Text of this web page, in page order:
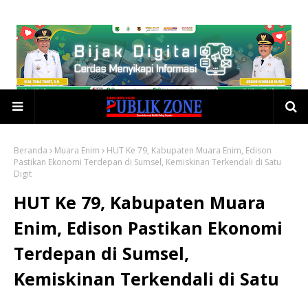
Beranda Muara Enim
HUT Ke 79, Kabupaten Muara Enim, Edison
Pastikan Ekonomi Terdepan di Sumsel, Kemiskinan Terkendali di Satu
Digit
HUT Ke 79, Kabupaten Muara
Enim, Edison Pastikan Ekonomi
Terdepan di Sumsel,
Kemiskinan Terkendali di Satu